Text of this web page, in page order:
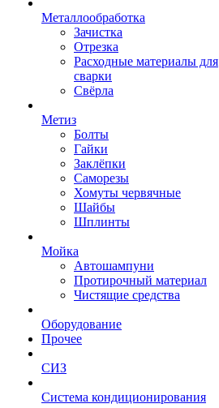
Металлообработка
Зачистка
Отрезка
Расходные материалы для
сварки
Свёрла
Метиз
Болты
Гайки
Заклёпки
Саморезы
Хомуты червячные
Шайбы
Шплинты
Мойка
Автошампуни
Протирочный материал
Чистящие средства
Оборудование
Прочее
СИЗ
Система кондиционирования